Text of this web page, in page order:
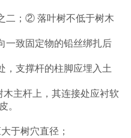
二；② 落叶树不低于树木
一致固定物的铅丝绑扎后
，支撑杆的柱脚应埋入土
木主杆上，其连接处应衬软
。
于树穴直径；